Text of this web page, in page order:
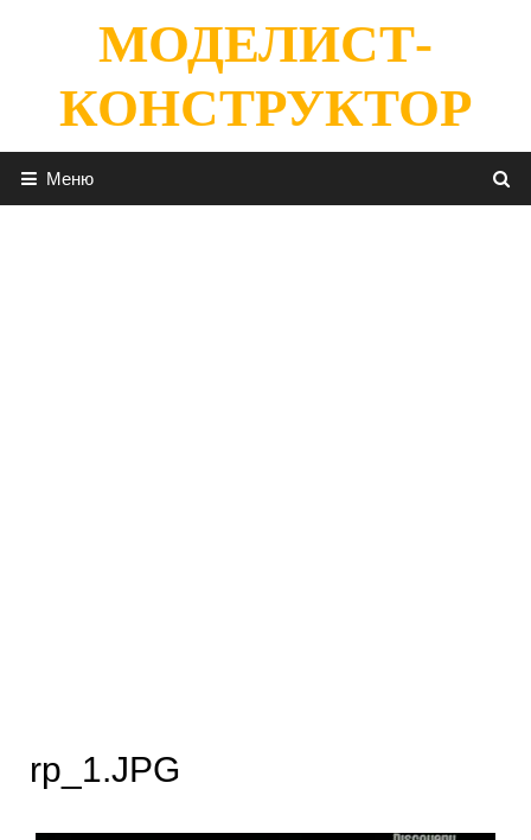
содержимомуМОДЕЛИСТ-
КОНСТРУКТОР
Меню
rp_1.JPG